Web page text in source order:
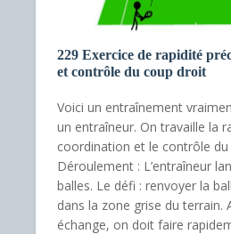
229 Exercice de rapidité
et contrôle du coup droit
Voici un entraînement
un entraîneur. On travaille la
coordination et le contrôle
Déroulement : L’entraîneur
balles. Le défi : renvoyer la
dans la zone grise du terrain.
échange, on doit faire